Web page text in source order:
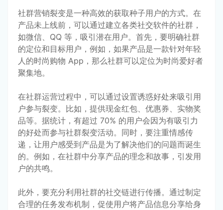
社群营销裂变是一种高效的获取种子用户的方式。在
产品未上线前，可以通过建立各类社交软件的社群，
如微信、QQ 等，吸引潜在用户。首先，要明确社群
的定位和目标用户，例如，如果产品是一款针对年轻
人的时尚购物 App，那么社群可以定位为时尚爱好者
聚集地。
在社群运营过程中，可以通过设置诱惑好处来吸引用
户参与裂变。比如，提供现金红包、优惠券、实物奖
品等。据统计，有超过 70% 的用户会因为有吸引力
的好处而参与社群裂变活动。同时，要注重情感传
递，让用户感受到产品是为了解决他们的问题而诞生
的。例如，在社群中分享产品的理念和故事，引发用
户的共鸣。
此外，要充分利用社群的社交链进行传播。通过制定
合理的任务发布机制，促使用户将产品信息分享给身